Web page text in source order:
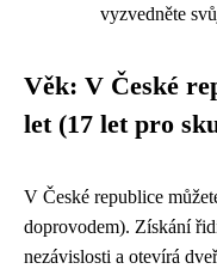
vyzvedněte
Věk: V České
let (17 let pro
V České republice
doprovodem). Získání
nezávislosti a otevírá